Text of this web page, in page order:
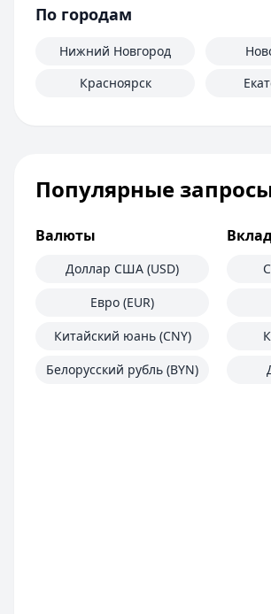
По городам
Нижний Новгород
Красноярск
Популярные
Валюты
Доллар США (USD)
Евро (EUR)
Китайский юань (CNY)
Белорусский рубль (BYN)